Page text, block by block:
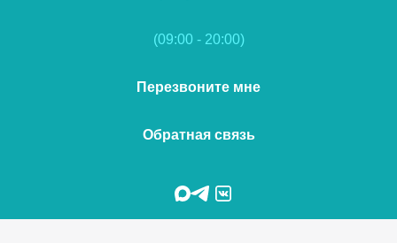
(09:00 - 20:00)
Перезвоните мне
Обратная связь